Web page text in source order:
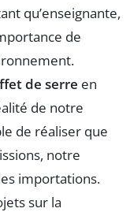
qu’enseignante,
de
de serre en
de notre
de réaliser que
notre
importations.
sur la